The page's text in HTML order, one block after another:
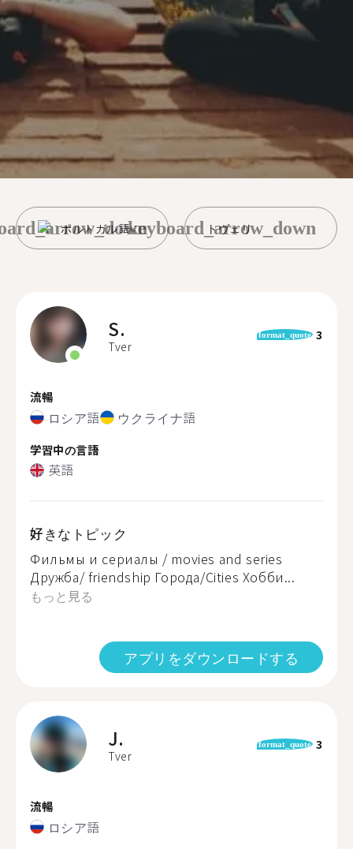
ポルトガル語 トヴェリ
keyboard_arrow_down
S.
Tver
format_quote 3
流暢
ロシア語 ウクライナ語
学習中の言語
英語
好きなトピック
Фильмы и сериалы / movies and series
Дружба/ friendship Города/Cities Хобби...
もっと見る
アプリをダウンロードする
J.
Tver
format_quote 3
流暢
ロシア語